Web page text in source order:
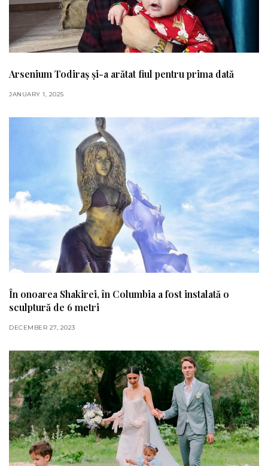
Arsenium Todiraș și-a arătat fiul pentru prima dată
JANUARY 1, 2025
În onoarea Shakirei, în Columbia a fost instalată o
sculptură de 6 metri
DECEMBER 27, 2023